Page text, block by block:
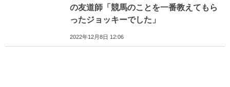
の友道師「競馬のことを一番教えてもら
ったジョッキーでした」
2022年12月8日 12:06